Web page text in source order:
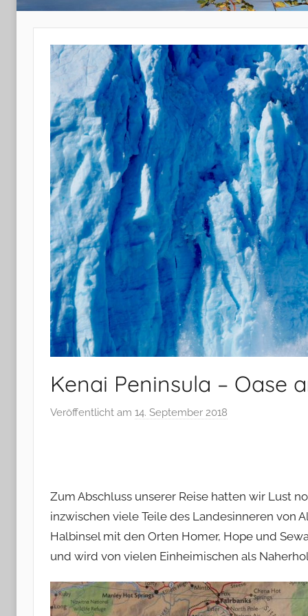
Kenai Peninsula – Oase
Veröffentlicht am 14. September 2018
c
h
a
e
&
B
Zum Abschluss unserer Reise hatten wir Lust
inzwischen viele Teile des Landesinneren von
Halbinsel mit den Orten Homer, Hope und
und wird von vielen Einheimischen als